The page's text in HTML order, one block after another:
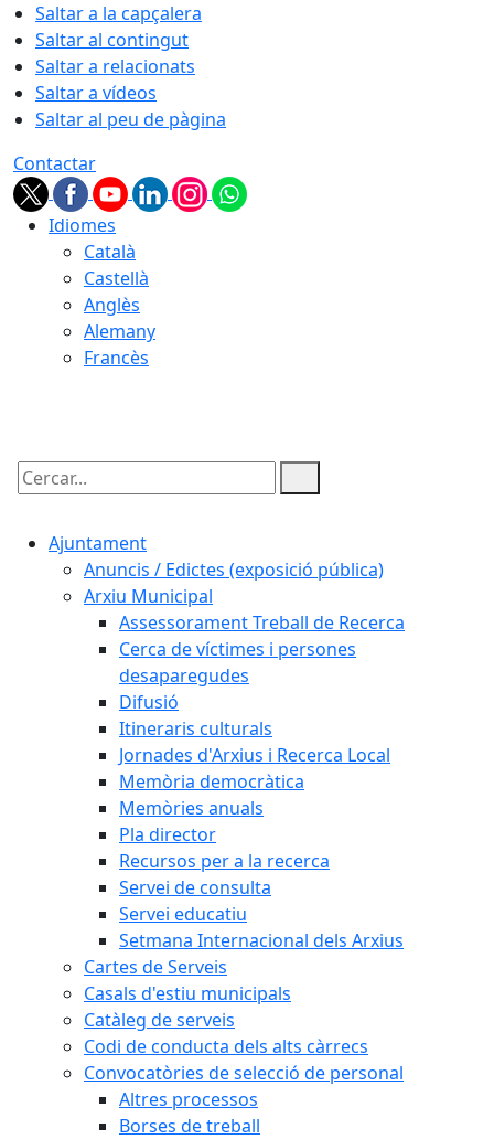
Saltar a la capçalera
Saltar al contingut
Saltar a relacionats
Saltar a vídeos
Saltar al peu de pàgina
Contactar
Idiomes
Català
Castellà
Anglès
Alemany
Francès
Cercar:
Ajuntament
Anuncis / Edictes (exposició pública)
Arxiu Municipal
Assessorament Treball de Recerca
Cerca de víctimes i persones
desaparegudes
Difusió
Itineraris culturals
Jornades d'Arxius i Recerca Local
Memòria democràtica
Memòries anuals
Pla director
Recursos per a la recerca
Servei de consulta
Servei educatiu
Setmana Internacional dels Arxius
Cartes de Serveis
Casals d'estiu municipals
Catàleg de serveis
Codi de conducta dels alts càrrecs
Convocatòries de selecció de personal
Altres processos
Borses de treball